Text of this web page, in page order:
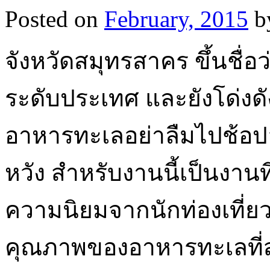
Posted on February, 2015
จังหวัดสมุทรสาคร ขึ้นชื่อ
ระดับประเทศ และยังโด่
อาหารทะเลอย่าลืมไปช้อ
หวัง สำหรับงานนี้เป็นงา
ความนิยมจากนักท่องเที่ย
คุณภาพของอาหารทะเลที่